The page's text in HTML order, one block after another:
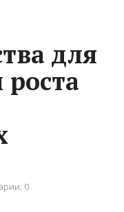
для
0